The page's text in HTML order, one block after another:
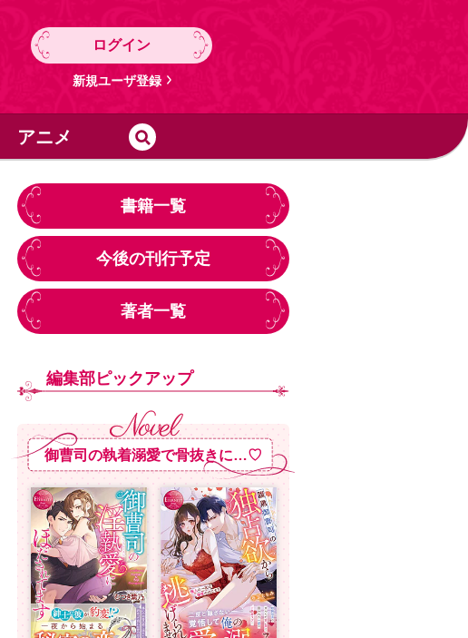
ログイン
新規ユーザ登録
アニメ
書籍一覧
今後の刊行予定
著者一覧
編集部ピックアップ
御曹司の執着溺愛で骨抜きに…♡